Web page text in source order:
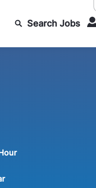
Search Jobs